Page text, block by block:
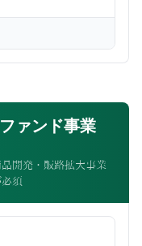
ァンド事業
開発・販路拡大事業
須